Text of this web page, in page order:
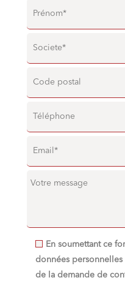
En soumettant ce
données
de la demande de